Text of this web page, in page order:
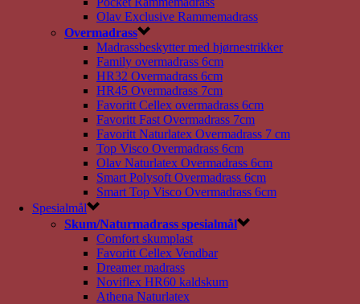
Olav Exclusive Rammemadrass
Overmadrass
Madrassbeskytter med hjørnestrikker
Family overmadrass 6cm
HR32 Overmadrass 6cm
HR45 Overmadrass 7cm
Favoritt Cellex overmadrass 6cm
Favoritt Fast Overmadrass 7cm
Favoritt Naturlatex Overmadrass 7 cm
Top Visco Overmadrass 6cm
Olav Naturlatex Overmadrass 6cm
Smart Polysoft Overmadrass 6cm
Smart Top Visco Overmadrass 6cm
Spesialmål
Skum/Naturmadrass spesialmål
Comfort skumplast
Favoritt Cellex Vendbar
Dreamer madrass
Noviflex HR60 kaldskum
Athena Naturlatex